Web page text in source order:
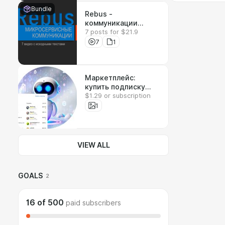
Bundle
Rebus -
коммуникации
между
микросервисами
7 posts for $21.9
7
1
Маркетплейс:
купить подписку
Claude
$1.29 or subscription
1
VIEW ALL
GOALS 2
16 of 500 paid subscribers